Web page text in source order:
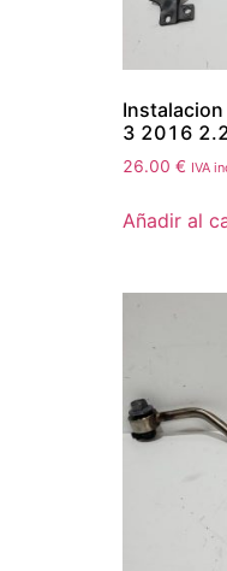
3 2016
26.00 € IVA
Añadir al